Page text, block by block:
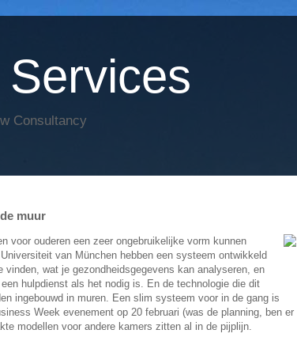
Consultancy
muur
voor ouderen een zeer ongebruikelijke vorm kunnen
van München hebben een systeem ontwikkeld
wat je gezondheidsgegevens kan analyseren, en
hulpdienst als het nodig is. En de technologie die dit
ingebouwd in muren. Een slim systeem voor in de gang is
Week evenement op 20 februari (was de planning, ben er
modellen voor andere kamers zitten al in de pijplijn.